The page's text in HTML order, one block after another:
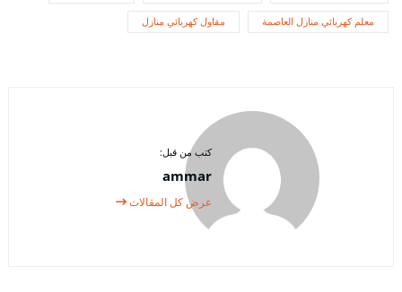
معلم كهربائي منازل العاصمة مقاول كهربائي منازل
كتب من قبل:
ammar
عرض كل المقالات